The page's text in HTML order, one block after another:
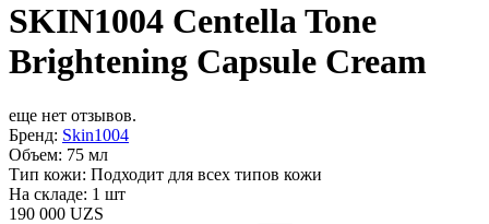
SKIN1004 Centella Tone
Brightening Capsule Cream
еще нет отзывов.
Бренд: Skin1004
Объем: 75 мл
Тип кожи: Подходит для всех типов кожи
На складе: 1 шт
190 000 UZS